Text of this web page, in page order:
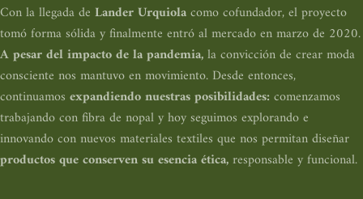
Con la llegada de Lander Urquiolacomo cofundador, el proyecto
tomó forma sólida y finalmente entró al mercado en marzo de 2020.
A pesar del impacto de la pandemia,la convicción de crear moda
consciente nos mantuvo en movimiento. Desde entonces,
continuamos expandiendo nuestras posibilidades: comenzamos
trabajando con fibra de nopal y hoy seguimos explorando e
innovando con nuevos materiales textiles que nos permitan diseñar
productos que conserven su esencia ética,responsable y funcional.